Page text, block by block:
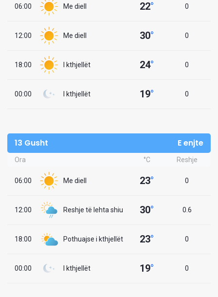
06:00 Me diell 22° 0
12:00 Me diell 30° 0
18:00 I kthjellët 24° 0
00:00 I kthjellët 19° 0
13 Gusht E enjte
Ora °C Reshje
06:00 Me diell 23° 0
12:00 Reshje të lehta shiu 30° 0.6
18:00 Pothuajse i kthjellët 23° 0
00:00 I kthjellët 19° 0